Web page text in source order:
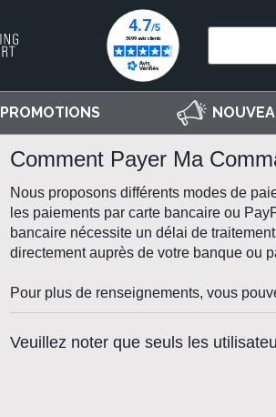
PROMOTIONS
Comment Payer Ma
Nous proposons différents modes de
les paiements par carte bancaire ou
bancaire nécessite un délai de
directement auprès de votre banque ou
Pour plus de renseignements, vous
Veuillez noter que seuls les